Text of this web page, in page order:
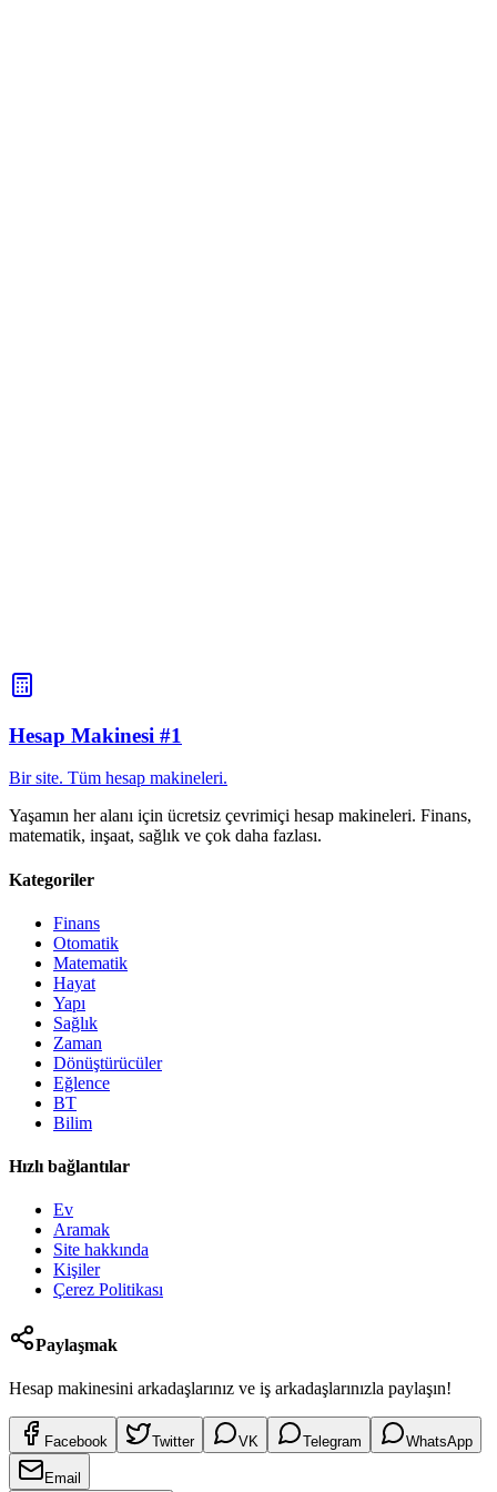
Hesap Makinesi #1
Bir site. Tüm hesap makineleri.
Yaşamın her alanı için ücretsiz çevrimiçi hesap makineleri. Finans,
matematik, inşaat, sağlık ve çok daha fazlası.
Kategoriler
Finans
Otomatik
Matematik
Hayat
Yapı
Sağlık
Zaman
Dönüştürücüler
Eğlence
BT
Bilim
Hızlı bağlantılar
Ev
Aramak
Site hakkında
Kişiler
Çerez Politikası
Paylaşmak
Hesap makinesini arkadaşlarınız ve iş arkadaşlarınızla paylaşın!
Facebook Twitter VK Telegram WhatsApp
Email